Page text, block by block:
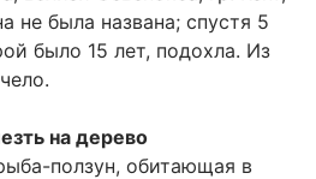
не была названа; спустя 5
было 15 лет, подохла. Из
на дерево
ползун, обитающая в